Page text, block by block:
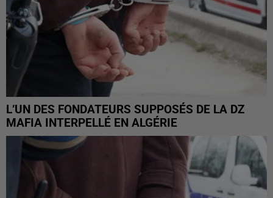
L’UN DES FONDATEURS SUPPOSÉS DE LA DZ
MAFIA INTERPELLÉ EN ALGÉRIE